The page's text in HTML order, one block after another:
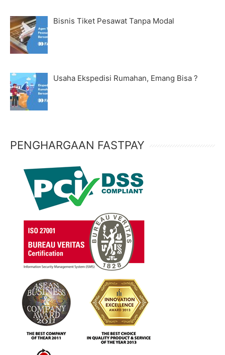
Bisnis Tiket Pesawat Tanpa Modal
Usaha Ekspedisi Rumahan, Emang Bisa ?
PENGHARGAAN FASTPAY